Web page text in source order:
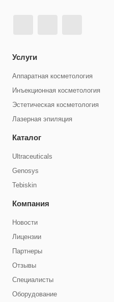
Услуги
Аппаратная косметология
Инъекционная косметология
Эстетическая косметология
Лазерная эпиляция
Каталог
Ultraceuticals
Genosys
Tebiskin
Компания
Новости
Лицензии
Партнеры
Отзывы
Специалисты
Оборудование